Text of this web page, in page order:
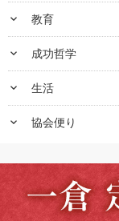
keyboard_arrow_down 教育
keyboard_arrow_down 成功哲学
keyboard_arrow_down 生活
keyboard_arrow_down 協会便り